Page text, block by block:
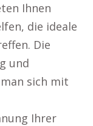
Ihnen
die ideale
Die
und
sich mit
Ihrer